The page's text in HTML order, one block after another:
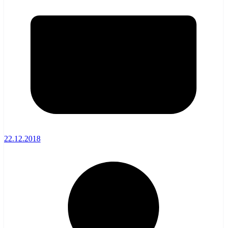
22.12.2018